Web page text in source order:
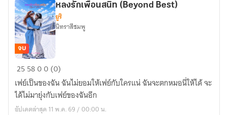
หลง
รัก
เพื่อน
สนิท
จบ
หลงรักเพื่อนสนิท (Beyond Best)
ยูริ
นิทราสีชมพู
25 5800 (0)
เฟย์เป็นของฉัน ฉันไม่ยอมให้เฟย์กับใครแน่ ฉันจะตกหมอนี่ให้ได้ จะ
ได้ไม่มายุ่งกับเฟย์ของฉันอีก
อัปเดตล่าสุด 11 พ.ค. 69 / 00:00 น.